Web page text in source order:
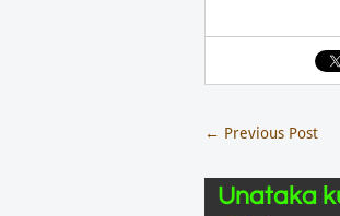
← Previous Post
Unataka